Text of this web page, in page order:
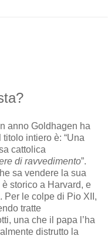
anno Goldhagen ha
intiero è: “Una
cattolica
di ravvedimento”.
sa vendere la sua
storico a Harvard, e
Per le colpe di Pio XII,
tratte
una che il papa l’ha
distrutto la